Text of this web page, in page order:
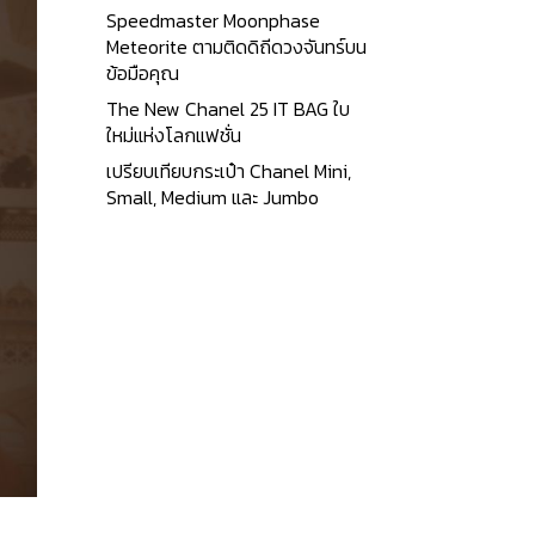
Speedmaster Moonphase
Meteorite ตามติดดิถีดวงจันทร์บน
ข้อมือคุณ
The New Chanel 25 IT BAG ใบ
ใหม่แห่งโลกแฟชั่น
เปรียบเทียบกระเป๋า Chanel Mini,
Small, Medium และ Jumbo